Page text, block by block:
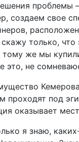
проблемы
создаем свое
скажу только,
тому же мы
это, не
проходят под
оказывает
я знаю,